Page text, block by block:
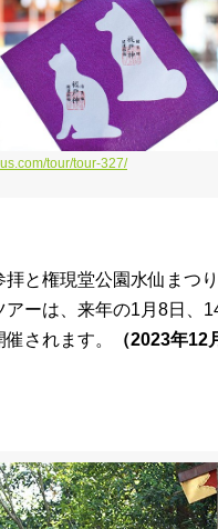
tour/tour-327/
と権現堂公園水仙まつ
ーは、来年の1月8日、
されます。
（2023年12